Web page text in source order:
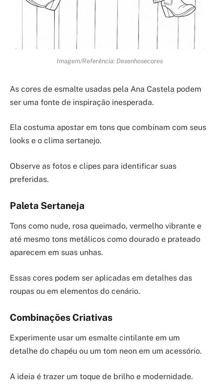
Imagem/Referência: Desenhosecores
As cores de esmalte usadas pela Ana Castela podem
ser uma fonte de inspiração inesperada.
Ela costuma apostar em tons que combinam com seus
looks e o clima sertanejo.
Observe as fotos e clipes para identificar suas
preferidas.
Paleta Sertaneja
Tons como nude, rosa queimado, vermelho vibrante e
até mesmo tons metálicos como dourado e prateado
aparecem em suas unhas.
Essas cores podem ser aplicadas em detalhes das
roupas ou em elementos do cenário.
Combinações Criativas
Experimente usar um esmalte cintilante em um
detalhe do chapéu ou um tom neon em um acessório.
A ideia é trazer um toque de brilho e modernidade.